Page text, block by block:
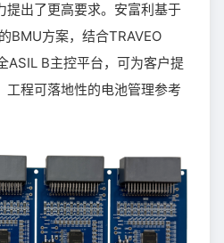
提出了更高要求。安富利基于
BMU方案，结合TRAVEO
B主控平台，可为客户提
工程可落地性的电池管理参考